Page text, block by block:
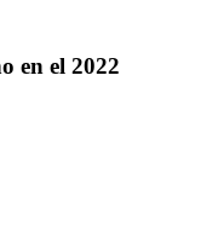
en el 2022